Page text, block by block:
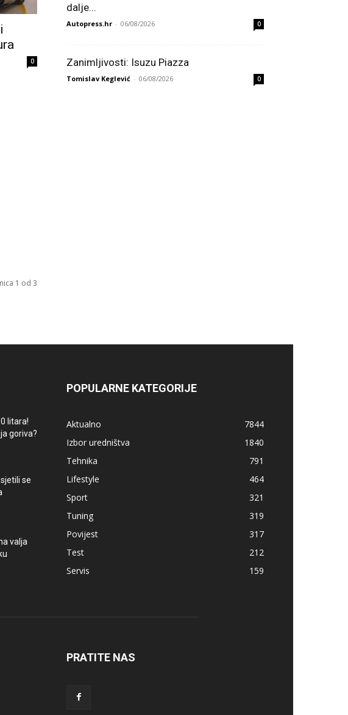
0
1 od 3
dalje...
Autopress.hr - 06/08/2026 0
Zanimljivosti: Isuzu Piazza
Tomislav Keglević - 06/08/2026 0
litara!
goriva?
se
valja
POPULARNE KATEGORIJE
Aktualno
7844
Izbor uredništva
1840
Tehnika
791
Lifestyle
464
Sport
321
Tuning
319
Povijest
317
Test
212
Servis
159
PRATITE NAS